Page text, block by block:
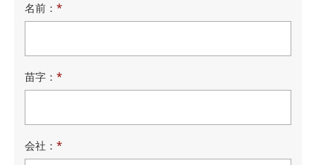
名前：*
苗字：*
会社：*